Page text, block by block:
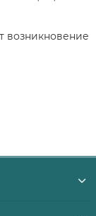
возникновение